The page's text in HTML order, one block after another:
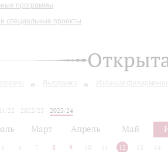
программы
специальные проекты
Выставки Издания
22 2022/23
2023/24
Март Апрель Май
5 6 7 8 9 10 12 13 14